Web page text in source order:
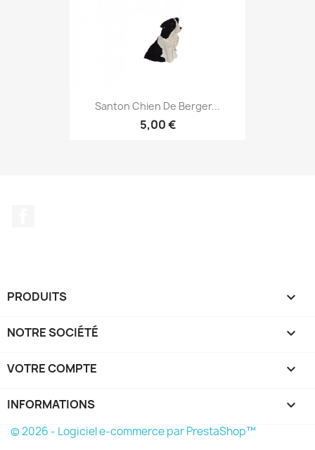
Santon Chien De Berger...
5,00 €
PRODUITS 
NOTRE SOCIÉTÉ 
VOTRE COMPTE 
INFORMATIONS keyboard_arrow_down
© 2026 - Logiciel e-commerce par PrestaShop™